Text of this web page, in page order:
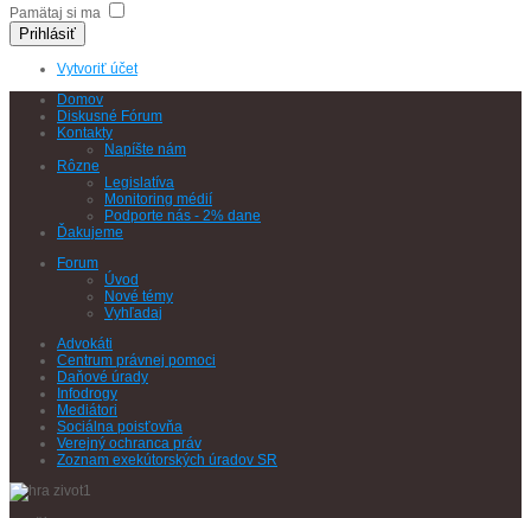
Pamätaj si ma
Prihlásiť
Vytvoriť účet
Domov
Diskusné Fórum
Kontakty
Napíšte nám
Rôzne
Legislatíva
Monitoring médií
Podporte nás - 2% dane
Ďakujeme
Forum
Úvod
Nové témy
Vyhľadaj
Advokáti
Centrum právnej pomoci
Daňové úrady
Infodrogy
Mediátori
Sociálna poisťovňa
Verejný ochranca práv
Zoznam exekútorských úradov SR